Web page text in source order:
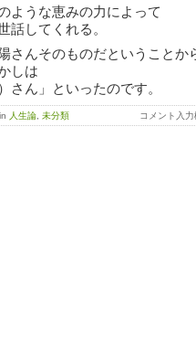
ような恵みの力によって
話してくれる。
さんそのものだということか
しは
さん」といったのです。
in 人生論 未分類 コメント入力